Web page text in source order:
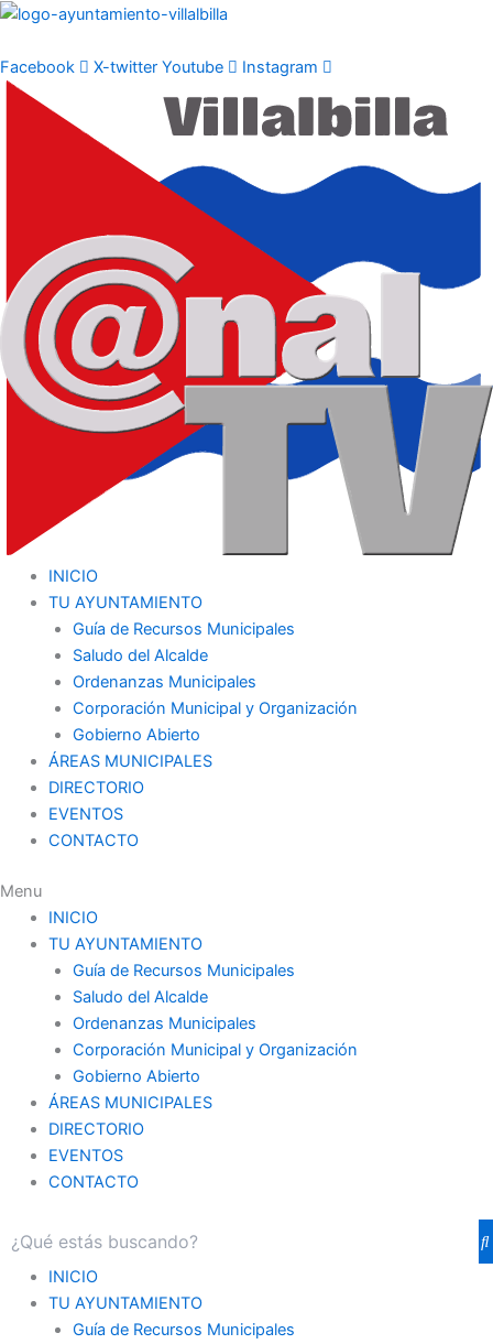
Ir
contenido
Facebook X-twitter Youtube Instagram
INICIO
TU AYUNTAMIENTO
Guía de Recursos Municipales
Saludo del Alcalde
Ordenanzas Municipales
Corporación Municipal y Organización
Gobierno Abierto
ÁREAS MUNICIPALES
DIRECTORIO
EVENTOS
CONTACTO
Menu
INICIO
TU AYUNTAMIENTO
Guía de Recursos Municipales
Saludo del Alcalde
Ordenanzas Municipales
Corporación Municipal y Organización
Gobierno Abierto
ÁREAS MUNICIPALES
DIRECTORIO
EVENTOS
CONTACTO
INICIO
TU AYUNTAMIENTO
Guía de Recursos Municipales